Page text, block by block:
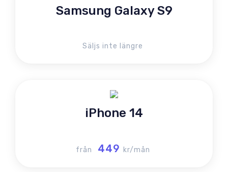
Samsung Galaxy S9
Säljs inte längre
iPhone 14
från 449 kr/mån